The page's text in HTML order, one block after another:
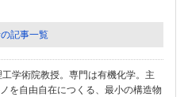
記事一覧
学術院教授。専門は有機化学。主
を自由自在につくる、最小の構造物